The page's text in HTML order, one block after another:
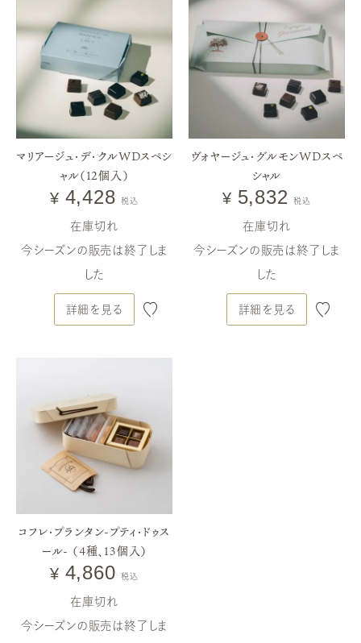
VOYAGE, Voyages
gourmands
ヴォヤージュ ／ ヴォヤージュ・グルモン
ヴォヤージュ・デュ・カカオ
-édition2026-
ヴォヤージュ・グルモン WDス
ペシャル
価格が安い順
マリアージュ・デ・クルWDスペシ
ャル（12個入）
¥ 4,428 税込
在庫切れ
今シーズンの販売は終了しま
した
詳細を見る
ヴォヤージュ・グルモンWDスペ
シャル
¥ 5,832 税込
在庫切れ
今シーズンの販売は終了しま
した
詳細を見る
コフレ・プランタン-プティ・ドゥス
ール- （4種、13個入）
¥ 4,860 税込
在庫切れ
今シーズンの販売は終了しま